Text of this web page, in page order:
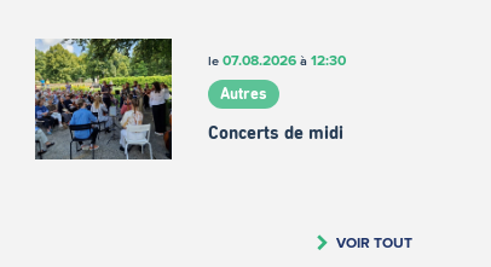
le 07.08.2026à 12:30
Autres
Concerts de midi
VOIR TOUT